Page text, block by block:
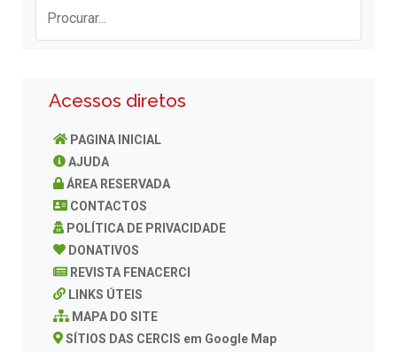
Acessos diretos
PAGINA INICIAL
AJUDA
ÁREA RESERVADA
CONTACTOS
POLÍTICA DE PRIVACIDADE
DONATIVOS
REVISTA FENACERCI
LINKS ÚTEIS
MAPA DO SITE
SÍTIOS DAS CERCIS em Google Map